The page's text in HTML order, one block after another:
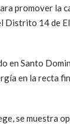
promover la
Distrito 14 de
en Santo
en la recta
se muestra